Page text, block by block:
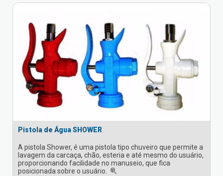
Pistola de Água SHOWER
A pistola Shower, é uma pistola tipo chuveiro que permite a
lavagem da carcaça, chão, esteria e até mesmo do usuário,
proporcionando facilidade no manuseio, que fica
posicionada sobre o usuário.